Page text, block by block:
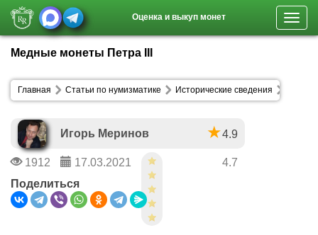
Оценка и выкуп монет
Медные монеты Петра III
Главная Статьи по нумизматике Исторические сведения
Игорь Меринов 4.9
1912 17.03.2021
4.7
Поделиться